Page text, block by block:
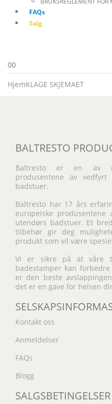
FAQs
Salg
00
HjemKLAGE SKJEMAET
BALTRESTO
Baltresto er en av
produsentene av vedfyrt
badstuer.
Baltresto har 17 års
europeiske
utendørs badstuer. Et
tilbehør gir deg
produkt som vil være
Vi er sikre på at våre
badestamper kan
er den beste
det er en gave for helsen
Kontakt oss
Anmeldelser
FAQs
Blogg
SALGSBETINGELSER